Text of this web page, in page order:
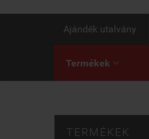
Ajándék utalvány
Termékek 
TERMÉKEK